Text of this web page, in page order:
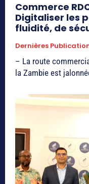
Commerce
Digitaliser les
fluidité, de
Dernières
– La route
la Zambie est